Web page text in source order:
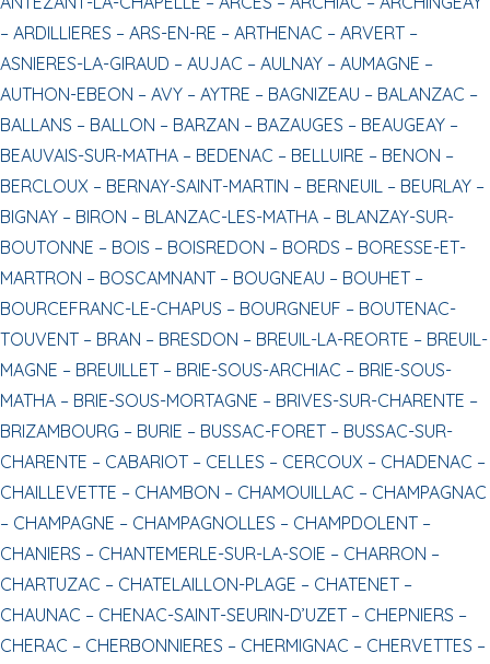
– ARDILLIERES – ARS-EN-RE – ARTHENAC – ARVERT –
ASNIERES-LA-GIRAUD – AUJAC – AULNAY – AUMAGNE –
AUTHON-EBEON – AVY – AYTRE – BAGNIZEAU – BALANZAC –
BALLANS – BALLON – BARZAN – BAZAUGES – BEAUGEAY –
BEAUVAIS-SUR-MATHA – BEDENAC – BELLUIRE – BENON –
BERCLOUX – BERNAY-SAINT-MARTIN – BERNEUIL – BEURLAY –
BIGNAY – BIRON – BLANZAC-LES-MATHA – BLANZAY-SUR-
BOUTONNE – BOIS – BOISREDON – BORDS – BORESSE-ET-
MARTRON – BOSCAMNANT – BOUGNEAU – BOUHET –
BOURCEFRANC-LE-CHAPUS – BOURGNEUF – BOUTENAC-
TOUVENT – BRAN – BRESDON – BREUIL-LA-REORTE – BREUIL-
MAGNE – BREUILLET – BRIE-SOUS-ARCHIAC – BRIE-SOUS-
MATHA – BRIE-SOUS-MORTAGNE – BRIVES-SUR-CHARENTE –
BRIZAMBOURG – BURIE – BUSSAC-FORET – BUSSAC-SUR-
CHARENTE – CABARIOT – CELLES – CERCOUX – CHADENAC –
CHAILLEVETTE – CHAMBON – CHAMOUILLAC – CHAMPAGNAC
– CHAMPAGNE – CHAMPAGNOLLES – CHAMPDOLENT –
CHANIERS – CHANTEMERLE-SUR-LA-SOIE – CHARRON –
CHARTUZAC – CHATELAILLON-PLAGE – CHATENET –
CHAUNAC – CHENAC-SAINT-SEURIN-D’UZET – CHEPNIERS –
CHERAC – CHERBONNIERES – CHERMIGNAC – CHERVETTES –